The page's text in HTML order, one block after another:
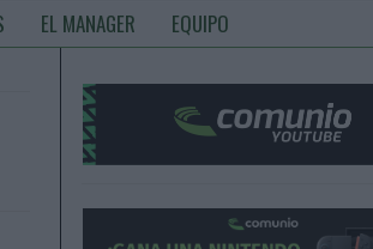
EL MANAGER EQUIPO